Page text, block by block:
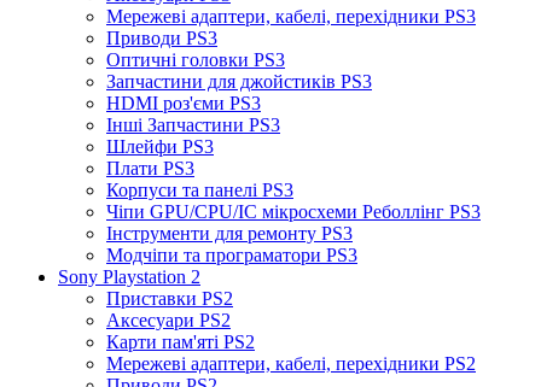
Мережеві адаптери, кабелі, перехідники PS3
Приводи PS3
Оптичні головки PS3
Запчастини для джойстиків PS3
HDMI роз'єми PS3
Інші Запчастини PS3
Шлейфи PS3
Плати PS3
Корпуси та панелі PS3
Чіпи GPU/CPU/IC мікросхеми Реболлінг PS3
Інструменти для ремонту PS3
Модчіпи та програматори PS3
Sony Playstation 2
Приставки PS2
Аксесуари PS2
Карти пам'яті PS2
Мережеві адаптери, кабелі, перехідники PS2